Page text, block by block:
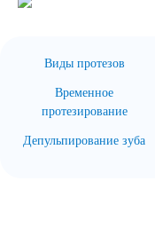
Виды протезов
Временное
протезирование
Депульпирование зуба